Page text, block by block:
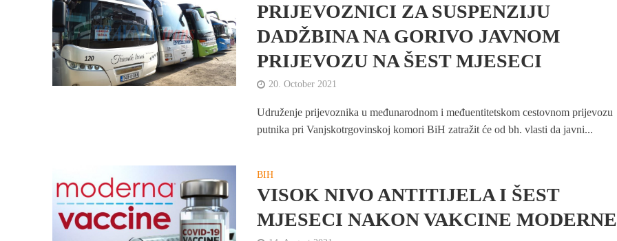
PRIJEVOZNICI ZA SUSPENZIJU
DADŽBINA NA GORIVO JAVNOM
PRIJEVOZU NA ŠEST MJESECI
20. October 2021
Udruženje prijevoznika u međunarodnom i međuentitetskom cestovnom prijevozu
putnika pri Vanjskotrgovinskoj komori BiH zatražit će od bh. vlasti da javni...
BIH
VISOK NIVO ANTITIJELA I ŠEST
MJESECI NAKON VAKCINE MODERNE